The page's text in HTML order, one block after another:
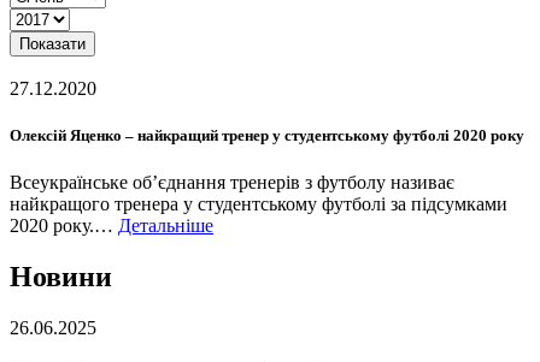
Показати
27.12.2020
Олексій Яценко – найкращий тренер у студентському футболі 2020 року
Всеукраїнське об’єднання тренерів з футболу називає
найкращого тренера у студентському футболі за підсумками
2020 року.… Детальніше
Новини
26.06.2025